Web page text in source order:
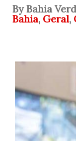
By Bahia
Bahia, Geral,